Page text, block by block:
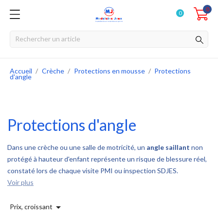
0
0
Accueil Crèche Protections en mousse Protections
d'angle
Protections d'angle
Dans une crèche ou une salle de motricité, un angle saillant non
protégé à hauteur d'enfant représente un risque de blessure réel,
constaté lors de chaque visite PMI ou inspection SDJES.
Voir plus
Prix, croissant 